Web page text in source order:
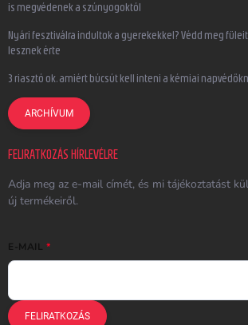
is megvédenek a szúnyogoktól
Nyári fesztiválra indultok a gyerekekkel? Védd meg
lesznek érte
3 riasztó ok, amiért búcsút kell inteni a kémiai
ARCHÍVUM
FELIRATKOZÁS HÍRLEVÉLRE
Adja meg az e-mail címét, és mi tájékoztatást
új termékeiről.
E-MAIL
FELIRATKOZÁS